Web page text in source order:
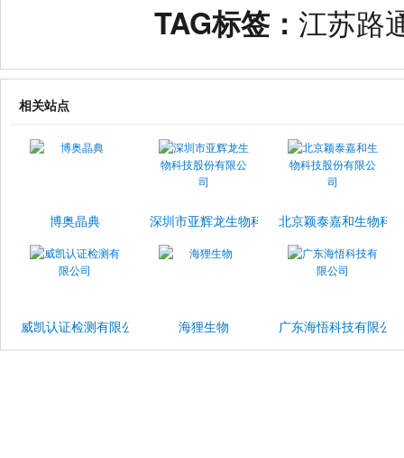
TAG标签： 江苏路
相关站点
博奥晶典 深圳市亚辉龙生物科技股份有限公司
北京颖泰嘉和生物科
威凯认证检测有限公司 海狸生物 广东海悟科技有限公司